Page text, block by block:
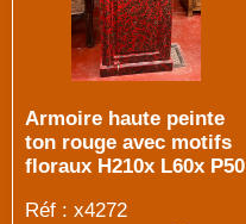
Armoire haute peinte
ton rouge avec motifs
floraux H210x L60x P50
Réf : x4272